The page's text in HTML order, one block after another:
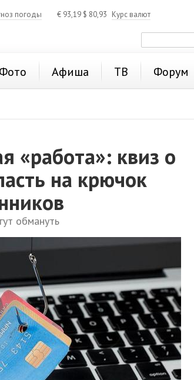
погоды € 93,19 $ 80,93 Курс валют
Фото Афиша ТВ Форум
«работа»: квиз о
на крючок
обмануть